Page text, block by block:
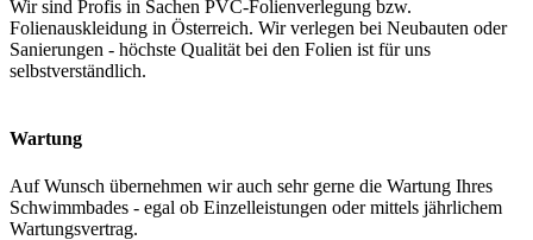
Wir sind Profis in Sachen PVC-Folienverlegung bzw.
Folienauskleidung in Österreich. Wir verlegen bei Neubauten oder
Sanierungen - höchste Qualität bei den Folien ist für uns
selbstverständlich.
Wartung
Auf Wunsch übernehmen wir auch sehr gerne die Wartung Ihres
Schwimmbades - egal ob Einzelleistungen oder mittels jährlichem
Wartungsvertrag.